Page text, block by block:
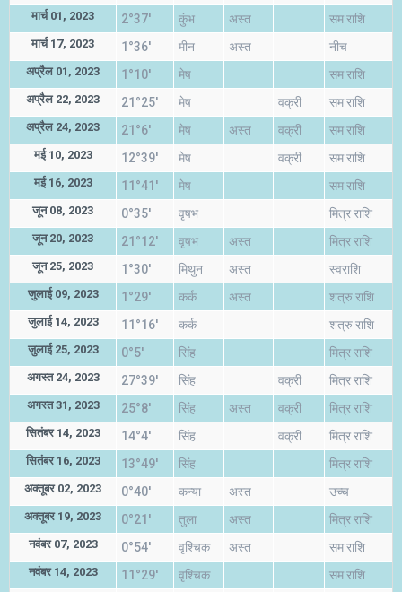
मार्च 01, 2023 2°37' कुंभ अस्त सम राशि
मार्च 17, 2023 1°36' मीन अस्त नीच
अप्रैल 01, 2023 1°10' मेष सम राशि
अप्रैल 22, 2023 21°25' मेष वक्री सम राशि
अप्रैल 24, 2023 21°6' मेष अस्त वक्री सम राशि
मई 10, 2023 12°39' मेष वक्री सम राशि
मई 16, 2023 11°41' मेष सम राशि
जून 08, 2023 0°35' वृषभ मित्र राशि
जून 20, 2023 21°12' वृषभ अस्त मित्र राशि
जून 25, 2023 1°30' मिथुन अस्त स्वराशि
जुलाई 09, 2023 1°29' कर्क अस्त शत्रु राशि
जुलाई 14, 2023 11°16' कर्क शत्रु राशि
जुलाई 25, 2023 0°5' सिंह मित्र राशि
अगस्त 24, 2023 27°39' सिंह वक्री मित्र राशि
अगस्त 31, 2023 25°8' सिंह अस्त वक्री मित्र राशि
सितंबर 14, 2023 14°4' सिंह वक्री मित्र राशि
सितंबर 16, 2023 13°49' सिंह मित्र राशि
अक्तूबर 02, 2023 0°40' कन्या अस्त उच्च
अक्तूबर 19, 2023 0°21' तुला अस्त मित्र राशि
नवंबर 07, 2023 0°54' वृश्चिक अस्त सम राशि
नवंबर 14, 2023 11°29' वृश्चिक सम राशि